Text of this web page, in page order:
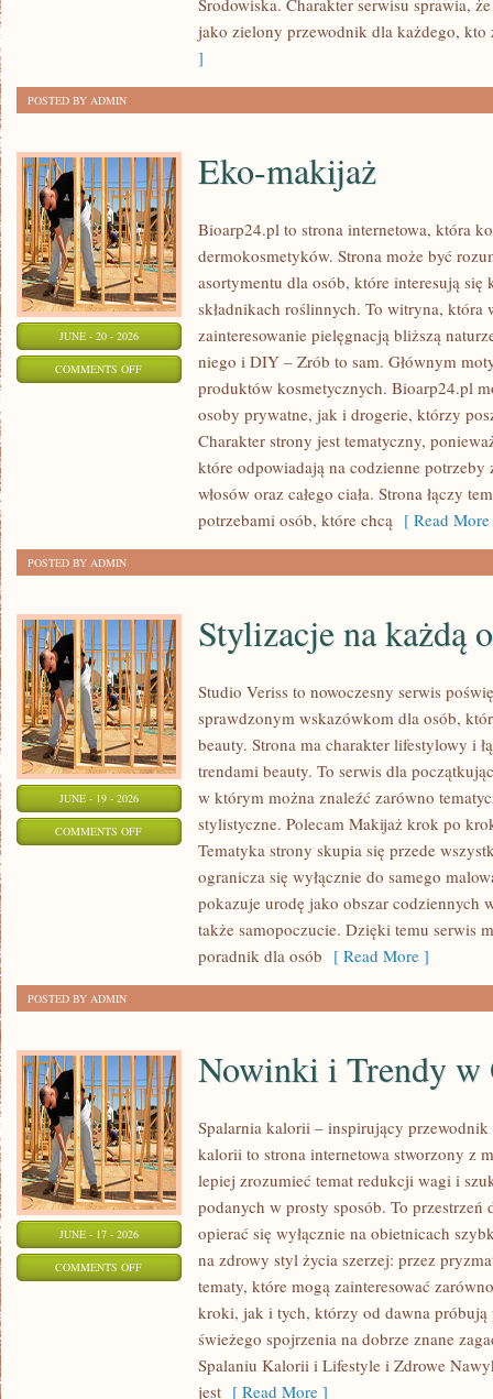
Środowiska. Charakter serwisu sprawia,
jako zielony przewodnik dla każdego, kto
]
POSTED BY ADMIN
JUNE - 20 - 2026
COMMENTS OFFON
Eko-makijaż
Bioarp24.pl to strona internetowa, która
dermokosmetyków. Strona może być
asortymentu dla osób, które interesują
składnikach roślinnych. To witryna, która
zainteresowanie pielęgnacją bliższą
niego i DIY – Zrób to sam. Głównym
produktów kosmetycznych. Bioarp24.pl
osoby prywatne, jak i drogerie, którzy
Charakter strony jest tematyczny,
które odpowiadają na codzienne potrzeby
włosów oraz całego ciała. Strona łączy
potrzebami osób, które chcą [ Read
POSTED BY ADMIN
JUNE - 19 - 2026
COMMENTS OFFON
STYLIZACJE
Stylizacje na każdą
Studio Veriss to nowoczesny serwis
sprawdzonym wskazówkom dla osób,
beauty. Strona ma charakter lifestylowy i
trendami beauty. To serwis dla
w którym można znaleźć zarówno
stylistyczne. Polecam Makijaż krok po
Tematyka strony skupia się przede
ogranicza się wyłącznie do samego
pokazuje urodę jako obszar codziennych
także samopoczucie. Dzięki temu serwis
poradnik dla osób [ Read More ]
POSTED BY ADMIN
JUNE - 17 - 2026
COMMENTS OFFON
Nowinki i Trendy w
Spalarnia kalorii – inspirujący
kalorii to strona internetowa stworzony z
lepiej zrozumieć temat redukcji wagi i
podanych w prosty sposób. To
opierać się wyłącznie na obietnicach
na zdrowy styl życia szerzej: przez
tematy, które mogą zainteresować
kroki, jak i tych, którzy od dawna
świeżego spojrzenia na dobrze znane
Spalaniu Kalorii i Lifestyle i Zdrowe
jest [ Read More ]